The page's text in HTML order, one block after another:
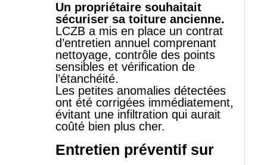
Un propriétaire souhaitait
sécuriser sa toiture ancienne.
LCZB a mis en place un contrat
d’entretien annuel comprenant
nettoyage, contrôle des points
sensibles et vérification de
l’étanchéité.
Les petites anomalies détectées
ont été corrigées immédiatement,
évitant une infiltration qui aurait
coûté bien plus cher.
Entretien préventif sur